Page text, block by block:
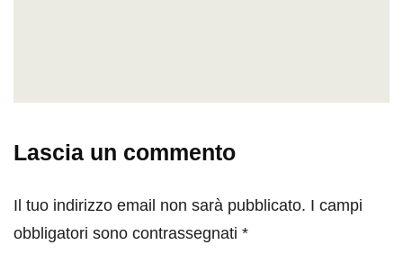
Lascia un commento
Il tuo indirizzo email non sarà pubblicato. I campi
obbligatori sono contrassegnati *